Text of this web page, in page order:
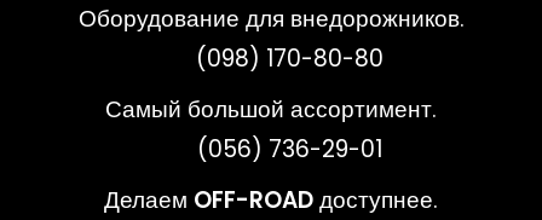
Оборудование для внедорожников.
(098) 170-80-80
Самый большой ассортимент.
(056) 736-29-01
Делаем OFF-ROADдоступнее.